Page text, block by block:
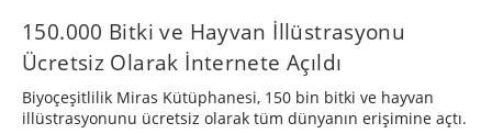
150.000 Bitki ve Hayvan İllüstrasyonu
Ücretsiz Olarak İnternete Açıldı
Biyoçeşitlilik Miras Kütüphanesi, 150 bin bitki ve hayvan
illüstrasyonunu ücretsiz olarak tüm dünyanın erişimine açtı.